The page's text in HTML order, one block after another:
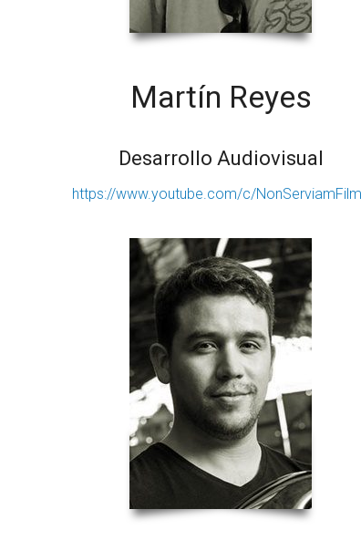
Martín Reyes
Desarrollo Audiovisual
https://www.youtube.com/c/